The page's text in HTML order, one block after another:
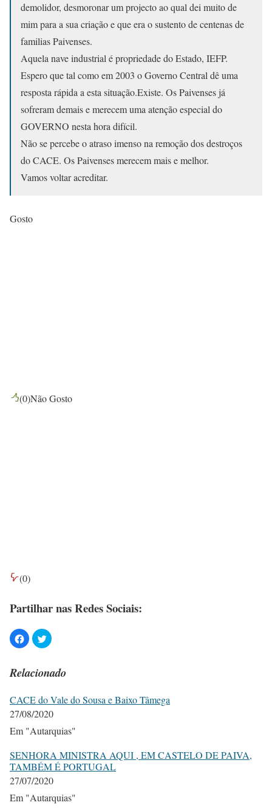
demolidor, desmoronar um projecto ao qual dei muito de
mim para a sua criação e que era o sustento de centenas de
familias Paivenses.
Aquela nave industrial é propriedade do Estado, IEFP.
Espero que tal como em 2003 o Governo Central dê uma
resposta rápida a esta situação.Existe. Os Paivenses já
sofreram demais e merecem uma atenção especial do
GOVERNO nesta hora difícil.
Não se percebe o atraso imenso na remoção dos destroços
do CACE. Os Paivenses merecem mais e melhor.
Vamos voltar acreditar.
Gosto
(0)Não Gosto
(0)
Partilhar nas Redes Sociais:
Relacionado
CACE do Vale do Sousa e Baixo Tâmega
27/08/2020
Em "Autarquias"
SENHORA MINISTRA AQUI , EM CASTELO DE PAIVA,
TAMBÉM É PORTUGAL
27/07/2020
Em "Autarquias"